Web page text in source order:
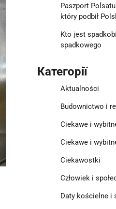
Paszport
który podbił
Kto jest
spadkowego
Категорії
Aktualności
Budownictwo i
Ciekawe i
Ciekawe i
Ciekawostki
Człowiek i
Daty kościelne i